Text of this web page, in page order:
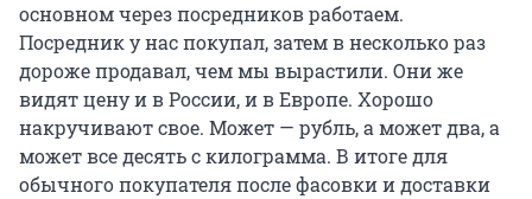
основном через посредников работаем.
Посредник у нас покупал, затем в несколько раз
дороже продавал, чем мы вырастили. Они же
видят цену и в России, и в Европе. Хорошо
накручивают свое. Может — рубль, а может два, а
может все десять с килограмма. В итоге для
обычного покупателя после фасовки и доставки